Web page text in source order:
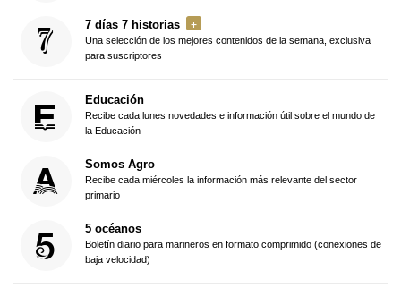
7 días 7 historias
Una selección de los mejores contenidos de la semana, exclusiva
para suscriptores
Educación
Recibe cada lunes novedades e información útil sobre el mundo de
la Educación
Somos Agro
Recibe cada miércoles la información más relevante del sector
primario
5 océanos
Boletín diario para marineros en formato comprimido (conexiones de
baja velocidad)